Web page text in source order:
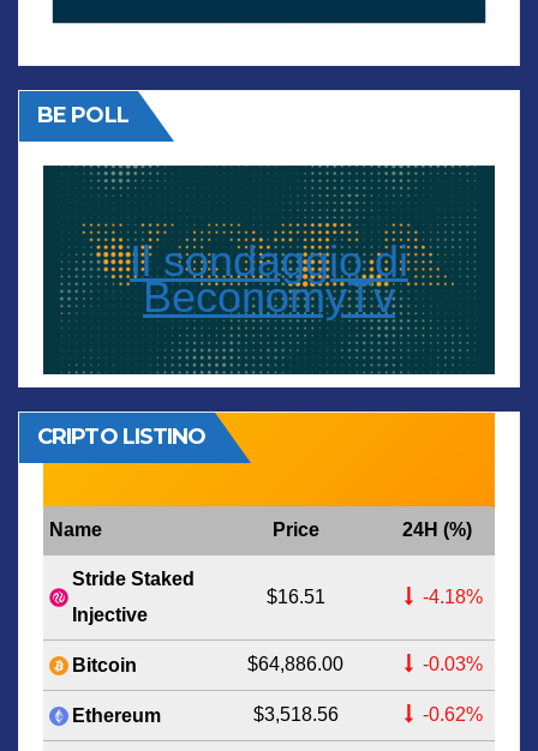
BE POLL
Il sondaggio di
BeconomyTv
CRIPTO LISTINO
Name Price 24H (%)
Stride Staked
Injective
$16.51 -4.18%
Bitcoin $64,886.00 -0.03%
Ethereum $3,518.56 -0.62%